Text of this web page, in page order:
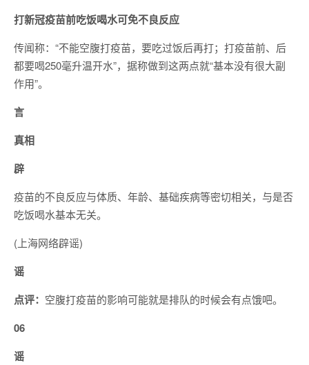
打新冠疫苗前吃饭喝水可免不良反应
传闻称：“不能空腹打疫苗，要吃过饭后再打；打疫苗前、后
都要喝250毫升温开水”，据称做到这两点就“基本没有很大副
作用”。
言
真相
辟
疫苗的不良反应与体质、年龄、基础疾病等密切相关，与是否
吃饭喝水基本无关。
(上海网络辟谣)
谣
点评： 空腹打疫苗的影响可能就是排队的时候会有点饿吧。
06
谣